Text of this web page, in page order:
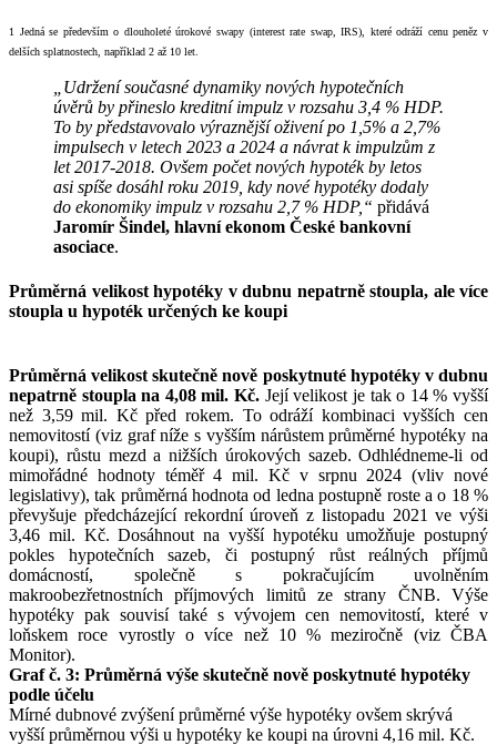
1 Jedná se především o dlouholeté úrokové swapy (interest rate swap, IRS), které odráží cenu peněz v
delších splatnostech, například 2 až 10 let.
„Udržení současné dynamiky nových hypotečních
úvěrů by přineslo kreditní impulz v rozsahu 3,4 % HDP.
To by představovalo výraznější oživení po 1,5% a 2,7%
impulsech v letech 2023 a 2024 a návrat k impulzům z
let 2017-2018. Ovšem počet nových hypoték by letos
asi spíše dosáhl roku 2019, kdy nové hypotéky dodaly
do ekonomiky impulz v rozsahu 2,7 % HDP,“ přidává
Jaromír Šindel, hlavní ekonom České bankovní
asociace.
Průměrná velikost hypotéky v dubnu nepatrně stoupla, ale více
stoupla u hypoték určených ke koupi
Průměrná velikost skutečně nově poskytnuté hypotéky v dubnu
nepatrně stoupla na 4,08 mil. Kč. Její velikost je tak o 14 % vyšší
než 3,59 mil. Kč před rokem. To odráží kombinaci vyšších cen
nemovitostí (viz graf níže s vyšším nárůstem průměrné hypotéky na
koupi), růstu mezd a nižších úrokových sazeb. Odhlédneme-li od
mimořádné hodnoty téměř 4 mil. Kč v srpnu 2024 (vliv nové
legislativy), tak průměrná hodnota od ledna postupně roste a o 18 %
převyšuje předcházející rekordní úroveň z listopadu 2021 ve výši
3,46 mil. Kč. Dosáhnout na vyšší hypotéku umožňuje postupný
pokles hypotečních sazeb, či postupný růst reálných příjmů
domácností, společně s pokračujícím uvolněním
makroobezřetnostních příjmových limitů ze strany ČNB. Výše
hypotéky pak souvisí také s vývojem cen nemovitostí, které v
loňskem roce vyrostly o více než 10 % meziročně (viz ČBA
Monitor).
Graf č. 3: Průměrná výše skutečně nově poskytnuté hypotéky
podle účelu
Mírné dubnové zvýšení průměrné výše hypotéky ovšem skrývá
vyšší průměrnou výši u hypotéky ke koupi na úrovni 4,16 mil. Kč.